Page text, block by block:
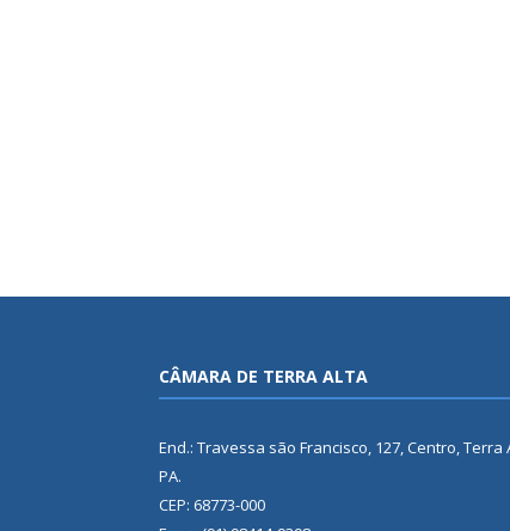
CÂMARA DE TERRA ALTA
End.: Travessa são Francisco, 127, Centro, Terra
PA.
CEP: 68773-000